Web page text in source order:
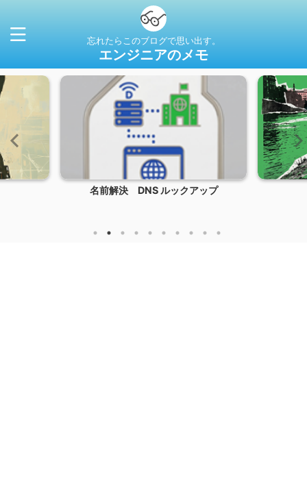
忘れたらこのブログで思い出す。
エンジニアのメモ
名前解決 DNS ルックアップ